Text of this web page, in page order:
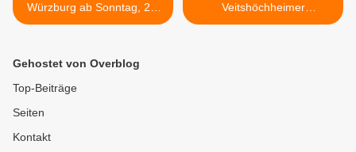
Würzburg ab Sonntag, 29.
August 2021
Veitshöchheimer
Jugendzentrum: Starker
Gehostet von Overblog
Top-Beiträge
Seiten
Kontakt